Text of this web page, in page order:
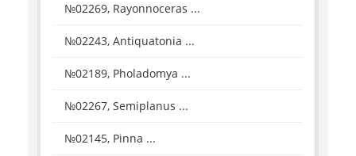
№02269, Rayonnoceras ...
№02243, Antiquatonia ...
№02189, Pholadomya ...
№02267, Semiplanus ...
№02145, Pinna ...